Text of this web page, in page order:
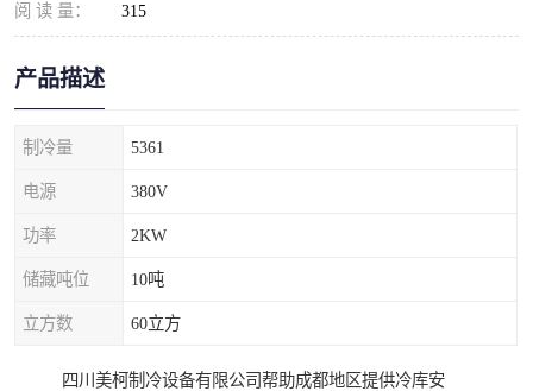
阅 读 量： 315
产品描述
制冷量 5361
电源 380V
功率 2KW
储藏吨位 10吨
立方数 60立方
四川美柯制冷设备有限公司帮助成都地区提供冷库安